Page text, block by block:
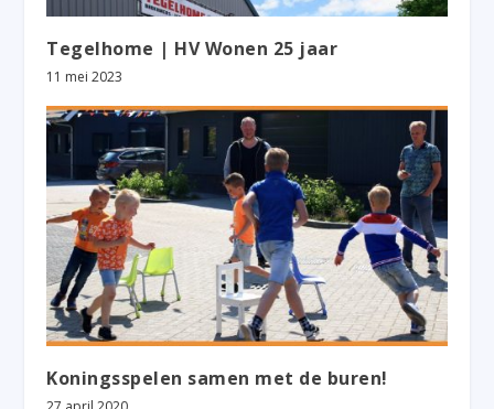
Tegelhome | HV Wonen 25 jaar
11 mei 2023
Koningsspelen samen met de buren!